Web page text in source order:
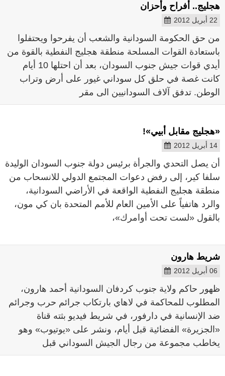
هجليج.. أفراح وأحزان
22 أبريل 2012
من حق الحكومة السودانية والشعب أن يفرحوا ويحتفلوا
باستعادة القوات المسلحة منطقة هجليج النفطية بالقوة من
أيدي قوات جيش جنوب السودان، بعد أن احتلها 10 أيام
كانت غصة في حلق كل سوداني غيور على أرض وتراب
الوطن. تدفق آلاف السودانيين الى مقر
«هجليج مقابل أبيي»!
14 أبريل 2012
أن يصل التحدي والجرأة برئيس دولة جنوب السودان الوليدة
سلفا كير، إلى رفض دعوات المجتمع الدولي للانسحاب من
منطقة هجليج النفطية الواقعة في الأراضي السودانية،
والرد هاتفياً على الأمين العام للأمم المتحدة بان كي مون،
بالقول «لست تحت أوامرك»،
شريط هارون
06 أبريل 2012
ظهور حاكم ولاية جنوب كردفان السودانية أحمد هارون،
المطلوب للمحاكمة في لاهاي بارتكاب جرائم حرب وجرائم
ضد الإنسانية في دارفور، في شريط فيديو بثته قناة
«الجزيرة» الفضائية قبل أيام، ونشر على «يوتيوب» وهو
يخاطب مجموعة من رجال الجيش السوداني قبل